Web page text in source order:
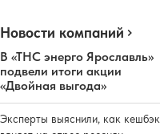
Новости компаний
В «ТНС энерго Ярославль»
подвели итоги акции
«Двойная выгода»
Эксперты выяснили, как кешбэк